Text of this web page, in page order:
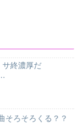
サ終濃厚だ
そろそろくる？？